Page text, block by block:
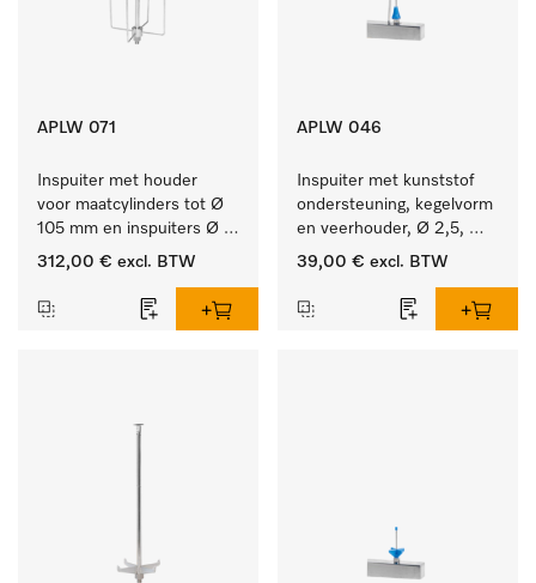
APLW 071
Inspuiter met houder
voor maatcylinders tot Ø
105 mm en inspuiters Ø
8, lengte 320 mm.
312,00 € excl. BTW
APLW 046
Inspuiter met kunststof
ondersteuning, kegelvorm
en veerhouder, Ø 2,5,
lengte 80 mm.
39,00 € excl. BTW